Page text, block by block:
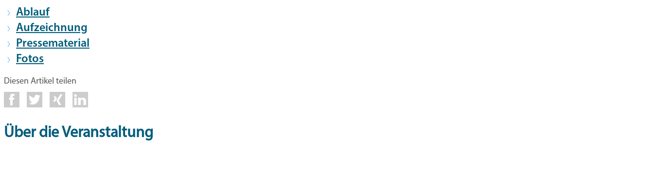
Ablauf
Aufzeichnung
Pressematerial
Fotos
Diesen Artikel teilen
Über die Veranstaltung